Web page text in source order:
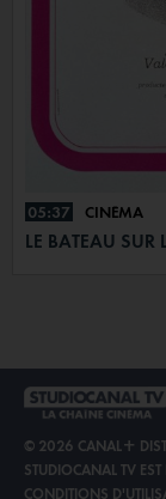
05:37 CINÉMA
LE BATEAU SUR
© 2026 CANAL+
STUDIOCANAL TV EST
CONDITIONS